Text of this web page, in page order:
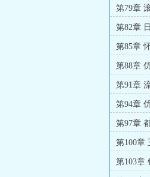
第79章
第82章
第85章
第88章
第91章
第94章
第97章
第100章
第103章